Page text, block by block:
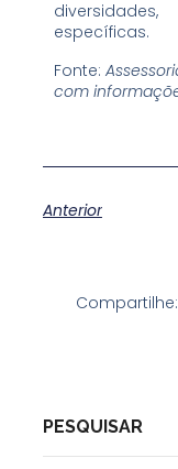
específicas.
Fonte:
com
Anterior
Compartilhe:
PESQUISAR